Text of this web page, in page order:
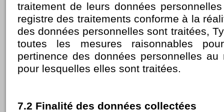
traitement de leurs données
registre des traitements conforme à la
des données personnelles sont traitées,
toutes les mesures raisonnables
pertinence des données personnelles au
pour lesquelles elles sont traitées.
7.2 Finalité des données collectées